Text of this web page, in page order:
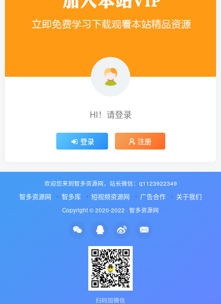
HI！请登录
登录 注册
欢迎您来到智多资源网，站长微信：q1123922349
智多资源网 智多库 短视频资源网 广告合作 关于我们
Copyright © 2020-2022 · 智多资源网
扫码加微信